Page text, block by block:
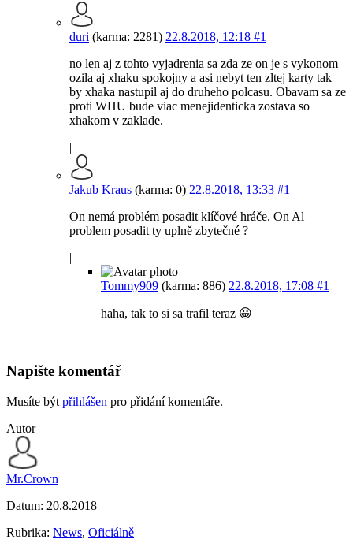
duri (karma: 2281) 22.8.2018, 12:18 #1
no len aj z tohto vyjadrenia sa zda ze on je s vykonom
ozila aj xhaku spokojny a asi nebyt ten zltej karty tak
by xhaka nastupil aj do druheho polcasu. Obavam sa ze
proti WHU bude viac menejidenticka zostava so
xhakom v zaklade.
|
Jakub Kraus (karma: 0) 22.8.2018, 13:33 #1
On nemá problém posadit klíčové hráče. On Al
problem posadit ty uplně zbytečné ?
|
Tommy909 (karma: 886) 22.8.2018, 17:08 #1
haha, tak to si sa trafil teraz 😀
|
Napište komentář
Musíte být přihlášen pro přidání komentáře.
Autor
Mr.Crown
Datum: 20.8.2018
Rubrika: News, Oficiálně